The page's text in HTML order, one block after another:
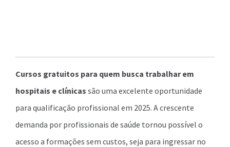
Cursos gratuitos para quem busca trabalhar em
hospitais e clínicas são uma excelente oportunidade
para qualificação profissional em 2025. A crescente
demanda por profissionais de saúde tornou possível o
acesso a formações sem custos, seja para ingressar no